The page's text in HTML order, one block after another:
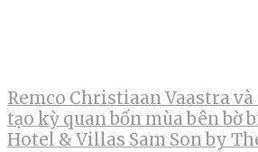
Remco Christiaan Vaastra
tạo kỳ quan bốn mùa bên bờ
Hotel & Villas Sam Son by